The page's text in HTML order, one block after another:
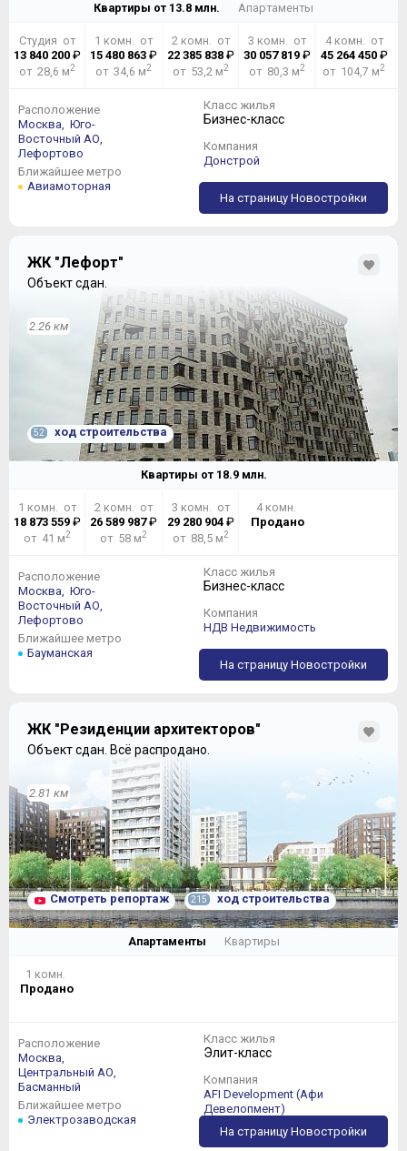
Квартиры от 13.8 млн.
Студия от
13 840 200₽
от 28,6 м2
1 комн. от
15 480 863 ₽
от 34,6 м2
2 комн. от
22 385 838₽
от 53,2 м2
3 комн. от
30 057 819 ₽
от 80,3 м2
4 комн. от
45 264 450₽
от 104,7 м2
Апартаменты
Расположение
Москва, Юго-
Восточный АО,
Лефортово
Ближайшее метро
Авиамоторная
Класс жилья
Бизнес-класс
Компания
Донстрой
На страницу Новостройки
ЖК "Лефорт"
Объект сдан.
2.26 км
52 ход строительства
Квартиры от 18.9млн.
1 комн. от
18 873 559₽
от 41 м2
2 комн. от
26 589 987₽
от 58 м2
3 комн. от
29 280 904₽
от 88,5 м2
4 комн.
Продано
Расположение
Москва, Юго-
Восточный АО,
Лефортово
Ближайшее метро
Бауманская
Класс жилья
Бизнес-класс
Компания
НДВ Недвижимость
На страницу Новостройки
ЖК "Резиденции архитекторов"
Объект сдан. Всё распродано.
2.81 км
Смотреть репортаж 215 ход строительства
Апартаменты
1 комн.
Продано
Квартиры
Расположение
Москва,
Центральный АО,
Басманный
Ближайшее метро
Электрозаводская
Класс жилья
Элит-класс
Компания
AFI Development (Афи
Девелопмент)
На страницу Новостройки